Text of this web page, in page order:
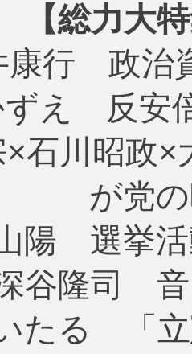
【総力大
行 政治
え 反安
石川昭政×
が党
陽 選挙活
谷隆司 音
たる 「立